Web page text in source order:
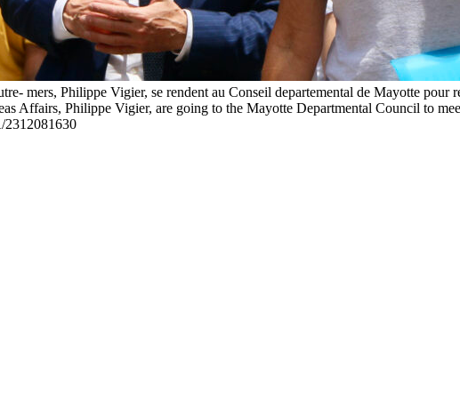
mers, Philippe Vigier, se rendent au Conseil departemental de Mayotte pour
Affairs, Philippe Vigier, are going to the Mayotte Departmental Council to